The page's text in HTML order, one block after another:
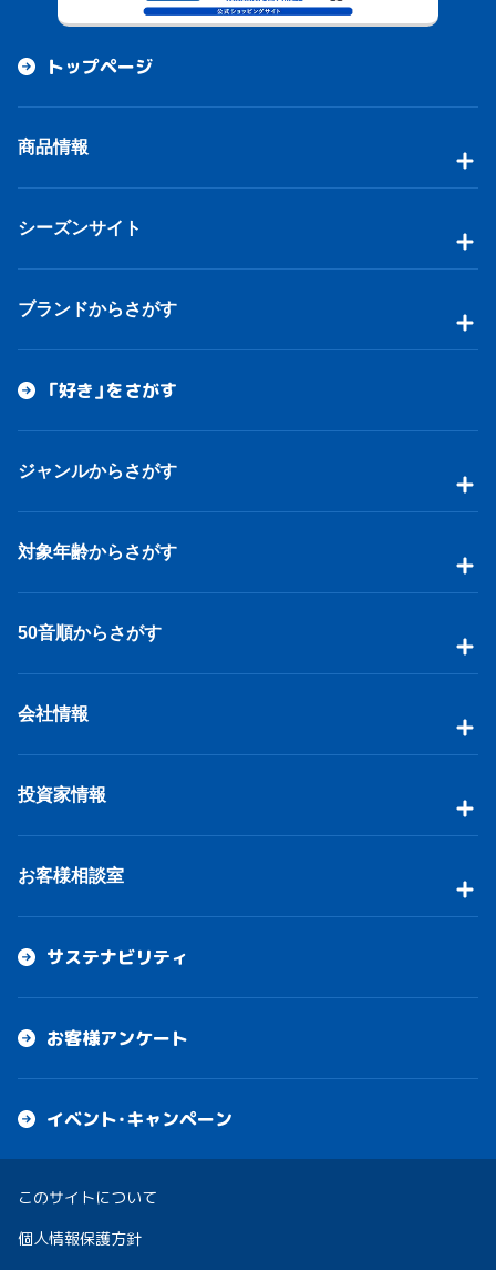
トップページ
商品情報
シーズンサイト
ブランドからさがす
「好き」をさがす
ジャンルからさがす
対象年齢からさがす
50音順からさがす
会社情報
投資家情報
お客様相談室
サステナビリティ
お客様アンケート
イベント・キャンペーン
このサイトについて
個人情報保護方針